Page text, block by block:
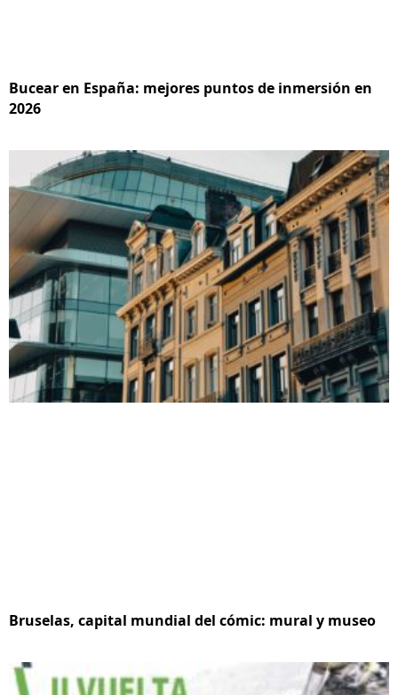
Bucear en España: mejores puntos de inmersión en
2026
Bruselas, capital mundial del cómic: mural y museo